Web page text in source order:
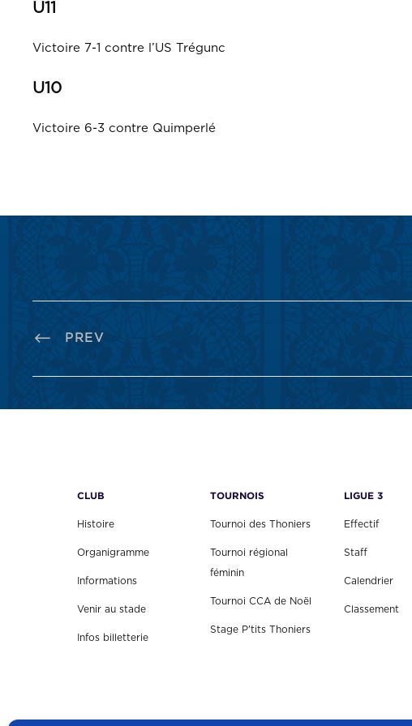
U11
Victoire 7-1 contre l’US Trégunc
U10
Victoire 6-3 contre Quimperlé
PREV
CLUB
Histoire
Organigramme
Informations
Venir au stade
Infos billetterie
TOURNOIS
Tournoi des Thoniers
Tournoi régional
féminin
Tournoi CCA de Noël
Stage P'tits Thoniers
LIGUE 3
Effectif
Staff
Calendrier
Classement